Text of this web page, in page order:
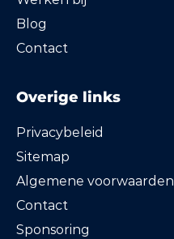
Blog
Contact
Overige links
Privacybeleid
Sitemap
Algemene voorwaarden
Contact
Sponsoring